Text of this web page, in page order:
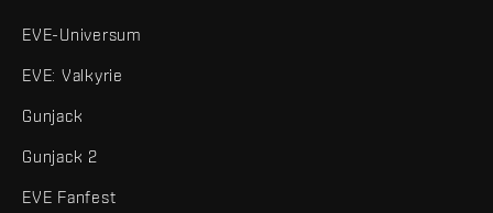
EVE-Universum
EVE: Valkyrie
Gunjack
Gunjack 2
EVE Fanfest